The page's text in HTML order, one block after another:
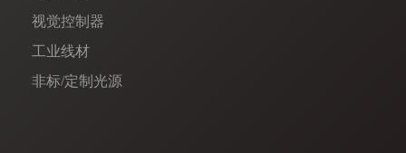
视觉控制器
工业线材
非标/定制光源